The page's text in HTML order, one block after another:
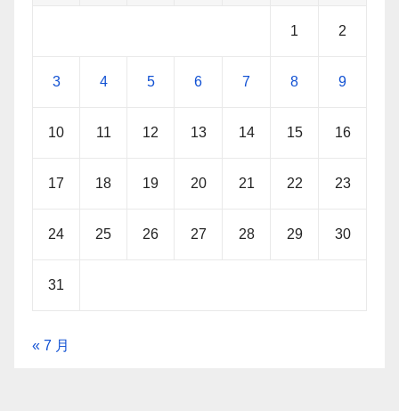
1 2
3 4 5 6 7 8 9
10 11 12 13 14 15 16
17 18 19 20 21 22 23
24 25 26 27 28 29 30
31
« 7 月